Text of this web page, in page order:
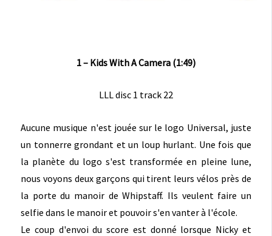
1 – Kids With A Camera (1:49)
LLL disc 1 track 22
Aucune musique n'est jouée sur le logo Universal, juste
un tonnerre grondant et un loup hurlant. Une fois que
la planète du logo s'est transformée en pleine lune,
nous voyons deux garçons qui tirent leurs vélos près de
la porte du manoir de Whipstaff. Ils veulent faire un
selfie dans le manoir et pouvoir s'en vanter à l'école.
Le coup d'envoi du score est donné lorsque Nicky et